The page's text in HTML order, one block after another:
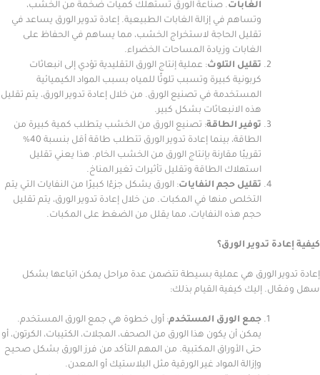
. صناعة الورق تستهلك كميات ضخمة من الخشب،
وتساهم في إزالة الغابات الطبيعية. إعادة تدوير الورق يساعد في
تقليل الحاجة لاستخراج الخشب، مما يساهم في الحفاظ على
الغابات وزيادة المساحات الخضراء.
تقليل التلوث: عملية إنتاج الورق التقليدية تؤدي إلى انبعاثات
كربونية كبيرة وتسبب تلوثًا للمياه بسبب المواد الكيميائية
المستخدمة في تصنيع الورق. من خلال إعادة تدوير الورق، يتم تقليل
هذه الانبعاثات بشكل كبير.
توفير الطاقة: تصنيع الورق من الخشب يتطلب كمية كبيرة من
الطاقة، بينما إعادة تدوير الورق تتطلب طاقة أقل بنسبة 40%
تقريبًا مقارنة بإنتاج الورق من الخشب الخام. هذا يعني تقليل
استهلاك الطاقة وتقليل تأثيرات تغير المناخ.
تقليل حجم النفايات: الورق يشكل جزءًا كبيرًا من النفايات التي يتم
التخلص منها في المكبات. من خلال إعادة تدوير الورق، يتم تقليل
حجم هذه النفايات، مما يقلل من الضغط على المكبات.
تدوير الورق؟
الورق هي عملية بسيطة تتضمن عدة مراحل يمكن اتباعها بشكل
إليك كيفية القيام بذلك:
جمع الورق المستخدم: أول خطوة هي جمع الورق المستخدم.
يمكن أن يكون هذا الورق من الصحف، المجلات، الكتيبات، الكرتون، أو
حتى الأوراق المكتبية. من المهم التأكد من فرز الورق بشكل صحيح
وإزالة المواد غير الورقية مثل البلاستيك أو المعدن.